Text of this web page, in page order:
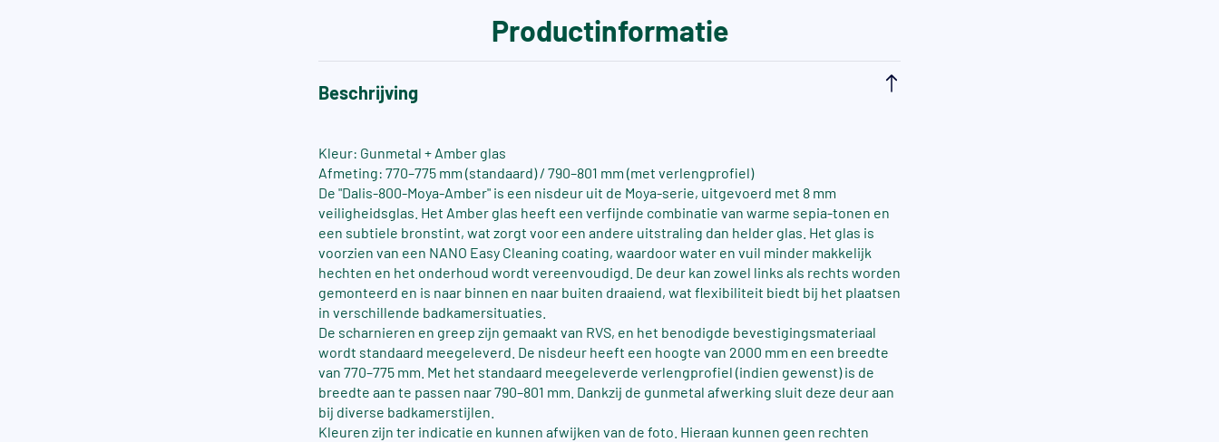
Productinformatie
Beschrijving
Kleur: Gunmetal + Amber glas
Afmeting: 770–775 mm (standaard) / 790–801 mm (met verlengprofiel)
De "Dalis-800-Moya-Amber" is een nisdeur uit de Moya-serie, uitgevoerd met 8 mm
veiligheidsglas. Het Amber glas heeft een verfijnde combinatie van warme sepia-tonen en
een subtiele bronstint, wat zorgt voor een andere uitstraling dan helder glas. Het glas is
voorzien van een NANO Easy Cleaning coating, waardoor water en vuil minder makkelijk
hechten en het onderhoud wordt vereenvoudigd. De deur kan zowel links als rechts worden
gemonteerd en is naar binnen en naar buiten draaiend, wat flexibiliteit biedt bij het plaatsen
in verschillende badkamersituaties.
De scharnieren en greep zijn gemaakt van RVS, en het benodigde bevestigingsmateriaal
wordt standaard meegeleverd. De nisdeur heeft een hoogte van 2000 mm en een breedte
van 770–775 mm. Met het standaard meegeleverde verlengprofiel (indien gewenst) is de
breedte aan te passen naar 790–801 mm. Dankzij de gunmetal afwerking sluit deze deur aan
bij diverse badkamerstijlen.
Kleuren zijn ter indicatie en kunnen afwijken van de foto. Hieraan kunnen geen rechten